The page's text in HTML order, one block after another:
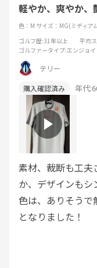
軽やか、爽やか、
色：M サイズ：MG(ミディア
ゴルフ歴:31年以上 平均
ゴルファータイプ:エンジョイ
テリー
年代:
素材、裁断も工夫
か、デザインもシ
色は、ありそうで
となりました！